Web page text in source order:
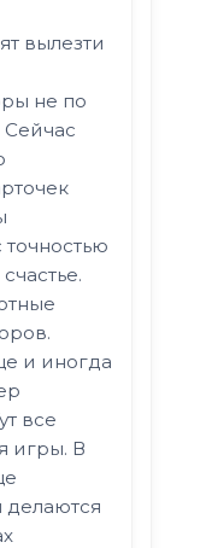
вылезти
не по
Сейчас
точностью
и иногда
все
игры. В
делаются